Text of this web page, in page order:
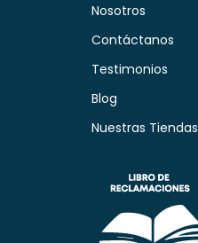
Nosotros
Contáctanos
Testimonios
Blog
Nuestras Tiendas